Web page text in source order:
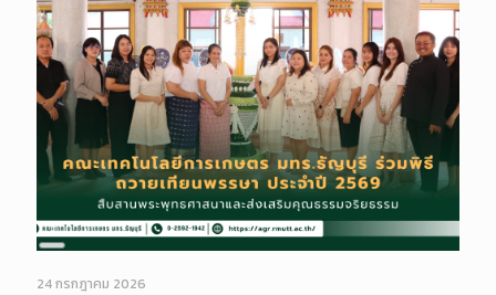
Long
Description
24 กรกฎาคม 2026